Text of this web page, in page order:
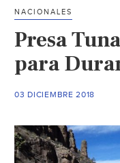
NACIONALES
Presa
para
03 DICIEMBRE 2018